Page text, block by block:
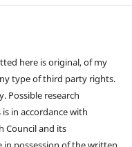
here is original, of my
type of third party rights.
Possible research
in accordance with
Council and its